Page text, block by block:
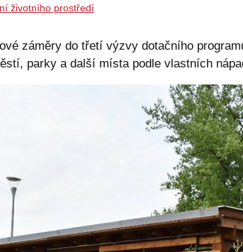
životního prostředí
záměry do třetí výzvy dotačního
parky a další místa podle vlastních